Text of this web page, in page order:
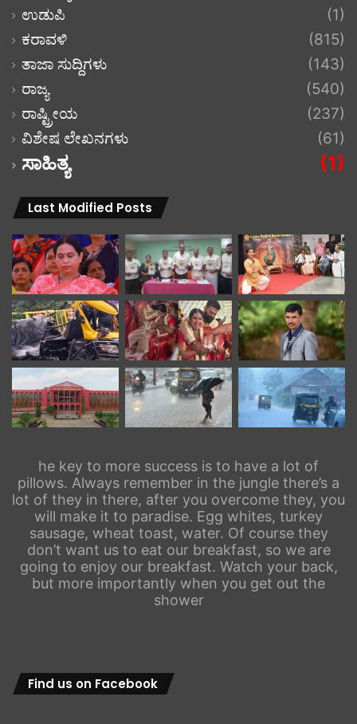
ಉಡುಪಿ
(1)
ಕರಾವಳಿ
(815)
ತಾಜಾ ಸುದ್ದಿಗಳು
(143)
ರಾಜ್ಯ
(540)
ರಾಷ್ಟ್ರೀಯ
(237)
ವಿಶೇಷ ಲೇಖನಗಳು
(61)
ಸಾಹಿತ್ಯ (1)
Last Modified Posts
he key to more success is to have a lot of
pillows. Always remember in the jungle there’s a
lot of they in there, after you overcome they, you
will make it to paradise. Egg whites, turkey
sausage, wheat toast, water. Of course they
don’t want us to eat our breakfast, so we are
going to enjoy our breakfast. Watch your back,
but more importantly when you get out the
shower
Find us on Facebook